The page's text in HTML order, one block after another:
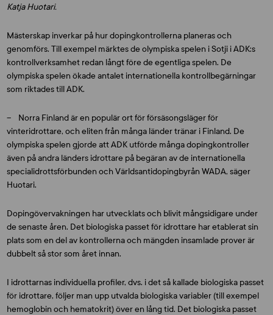
Katja Huotari.
Mästerskap inverkar på hur dopingkontrollerna planeras och
genomförs. Till exempel märktes de olympiska spelen i Sotji i ADK:s
kontrollverksamhet redan långt före de egentliga spelen. De
olympiska spelen ökade antalet internationella kontrollbegärningar
som riktades till ADK.
– Norra Finland är en populär ort för försäsongsläger för
vinteridrottare, och eliten från många länder tränar i Finland. De
olympiska spelen gjorde att ADK utförde många dopingkontroller
även på andra länders idrottare på begäran av de internationella
specialidrottsförbunden och Världsantidopingbyrån WADA, säger
Huotari.
Dopingövervakningen har utvecklats och blivit mångsidigare under
de senaste åren. Det biologiska passet för idrottare har etablerat sin
plats som en del av kontrollerna och mängden insamlade prover är
dubbelt så stor som året innan.
I idrottarnas individuella profiler, dvs. i det så kallade biologiska passet
för idrottare, följer man upp utvalda biologiska variabler (till exempel
hemoglobin och hematokrit) över en lång tid. Det biologiska passet